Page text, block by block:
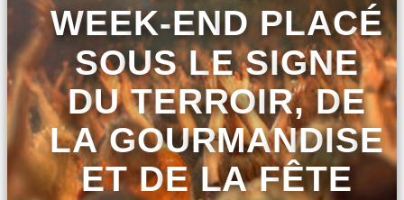
WEEK-END PLACÉ
SOUS LE SIGNE
DU TERROIR, DE
LA GOURMANDISE
ET DE LA FÊTE